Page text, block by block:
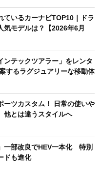
ているカーナビTOP10｜ドラ
気モデルは？【2026年6月
ンテックツアラー」をレンタ
するラグジュアリーな移動体
ーツカスタム！ 日常の使いや
他とは違うスタイルへ
一部改良でHEV一本化 特別
ドも進化